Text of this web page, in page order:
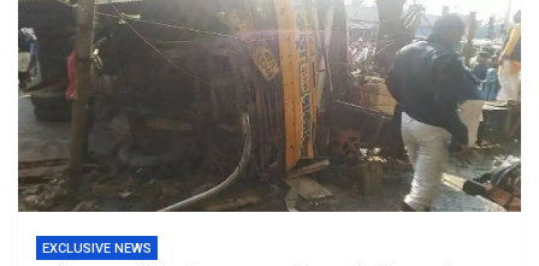
EXCLUSIVE NEWS